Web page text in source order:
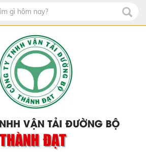
VẬN TẢI ĐƯỜNG BỘ
THÀNH ĐẠT